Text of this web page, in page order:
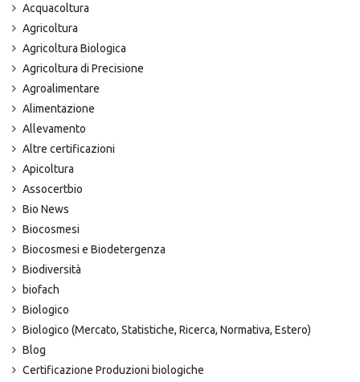
Acquacoltura
Agricoltura
Agricoltura Biologica
Agricoltura di Precisione
Agroalimentare
Alimentazione
Allevamento
Altre certificazioni
Apicoltura
Assocertbio
Bio News
Biocosmesi
Biocosmesi e Biodetergenza
Biodiversità
biofach
Biologico
Biologico (Mercato, Statistiche, Ricerca, Normativa, Estero)
Blog
Certificazione Produzioni biologiche